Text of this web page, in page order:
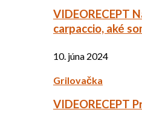
VIDEORECEPT
carpaccio, aké
10. júna 2024
Grilovačka
VIDEORECEPT